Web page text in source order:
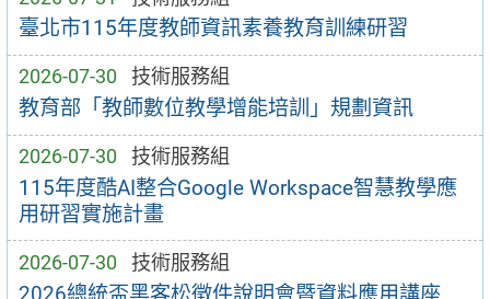
臺北市115年度教師資訊素養教育訓練研習
2026-07-30 技術服務組
教育部「教師數位教學增能培訓」規劃資訊
2026-07-30 技術服務組
115年度酷AI整合Google Workspace智慧教學應
用研習實施計畫
2026-07-30 技術服務組
2026總統盃黑客松徵件說明會暨資料應用講座